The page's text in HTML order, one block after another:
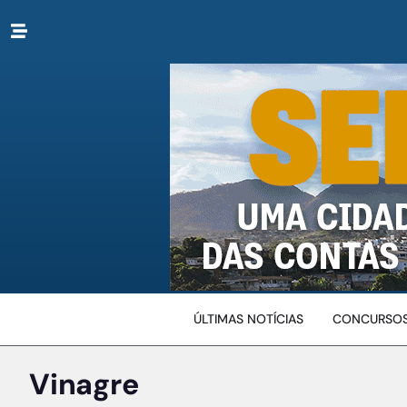
ÚLTIMAS NOTÍCIAS
Vinagre